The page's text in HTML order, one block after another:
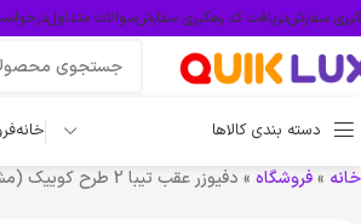
سفارشدریافت کد رهگیری سفارشسوالات متداول
دسته بندی کالاها خانه
خانه »فروشگاه » دفیوزر عقب تیبا 2 طرح کوییک (مشکی)